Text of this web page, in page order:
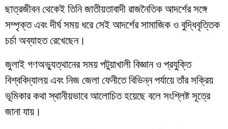
ছাত্রজীবন থেকেই তিনি জাতীয়তাবাদী রাজনৈতিক আদর্শের সঙ্গে
সম্পৃক্ত এবং দীর্ঘ সময় ধরে সেই আদর্শের সামাজিক ও বুদ্ধিবৃত্তিক
চর্চা অব্যাহত রেখেছেন।
জুলাই গণঅভ্যুত্থানের সময় পটুয়াখালী বিজ্ঞান ও প্রযুক্তি
বিশ্ববিদ্যালয় এবং নিজ জেলা ফেনীতে বিভিন্ন পর্যায়ে তাঁর সক্রিয়
ভূমিকার কথা স্থানীয়ভাবে আলোচিত হয়েছে বলে সংশ্লিষ্ট সূত্রে
জানা যায়।